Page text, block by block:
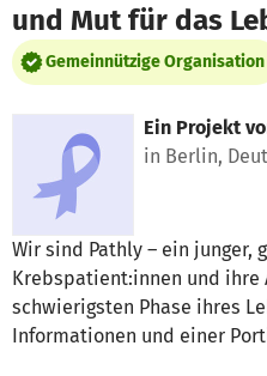
und Mut für das
Gemeinnützige Organisation
Ein Projekt
in Berlin,
Wir sind Pathly – ein junger,
Krebspatient:innen und ihre
schwierigsten Phase ihres
Informationen und einer